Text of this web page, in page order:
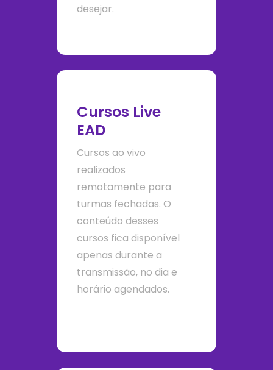
desejar.
Cursos Live
EAD
Cursos ao vivo
realizados
remotamente para
turmas fechadas. O
conteúdo desses
cursos fica disponível
apenas durante a
transmissão, no dia e
horário agendados.